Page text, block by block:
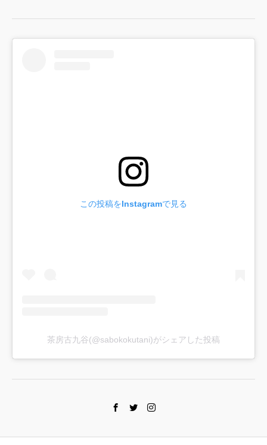
この投稿をInstagramで見る
茶房古九谷(@sabokokutani)がシェアした投稿